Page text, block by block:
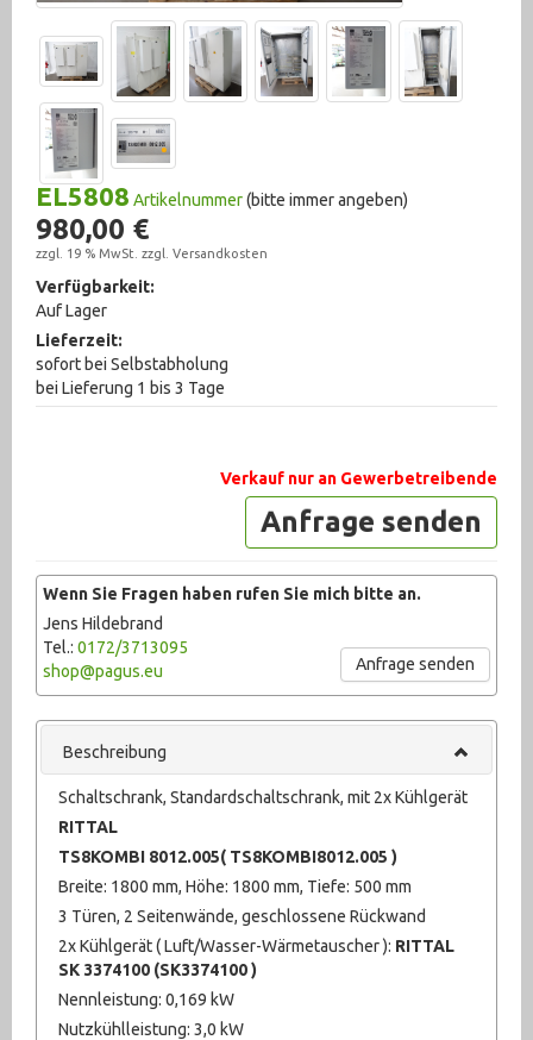
Steuermagneten (87)
Zubehör (1090)
Fahrzeugtechnik (192)
Hydraulik (2555)
Krane, Hebetechnik (378)
Maschinenzubehör (2607)
Materialtransport (95)
Recycling (1)
Schweißtechnik (210)
sonstige Maschinen (71)
Sonstiges (2372)
Textilbearbeitung (10)
Werkstattausrüstung (922)
Werkzeug (680)
EL5808 Artikelnummer(bitte immer angeben)
980,00 €
zzgl. 19 % MwSt. zzgl. Versandkosten
Verfügbarkeit:
Auf Lager
Lieferzeit:
sofort bei Selbstabholung
bei Lieferung 1 bis 3 Tage
Verkauf nur an Gewerbetreibende
Anfrage senden
Wenn Sie Fragen haben rufen Sie mich bitte an.
Jens Hildebrand
Tel.: 0172/3713095
shop@pagus.eu
Anfrage senden
Beschreibung
Schaltschrank, Standardschaltschrank, mit 2x Kühlgerät
RITTAL
TS8KOMBI 8012.005( TS8KOMBI8012.005 )
Breite: 1800 mm, Höhe: 1800 mm, Tiefe: 500 mm
3 Türen, 2 Seitenwände, geschlossene Rückwand
2x Kühlgerät ( Luft/Wasser-Wärmetauscher ): RITTAL
SK 3374100 (SK3374100 )
Nennleistung: 0,169 kW
Nutzkühlleistung: 3,0 kW